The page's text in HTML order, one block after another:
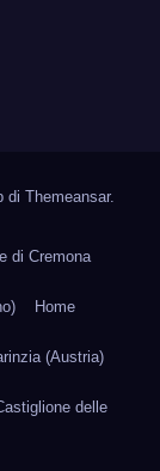
di Themeansar.
di Cremona
Home
(Austria)
delle